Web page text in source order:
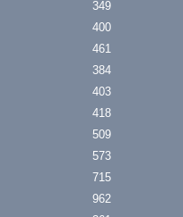
349
400
461
384
403
418
509
573
715
962